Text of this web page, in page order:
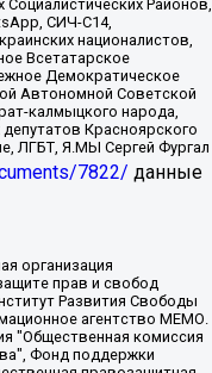
Районов,
СИЧ-С14,
националистов,
Всетатарское
Демократическое
Автономной Советской
калмыцкого народа,
Красноярского
ЛГБТ, Я.МЫ Сергей Фургал
7822/ данные
Welle (Германия, Kurt-Schumacher-Strasse 3, 53113 Bonn), Борзунова Мария Михайловна, Воробьев Виктор Викторович, Голубева Анна Львовна, Константинова Алла Михайловна, Малкова Ирина Владимировна, Мурадов Мурад Абдулгалимович, Осетинская Елизавета Николаевна, Понасенков Евгений Николаевич, Ганапольский Матвей Юрьевич, Киселев Евгений Алексеевич, Борухович Ирина Григорьевна, Дремин Иван Тимофеевич, Дубровский Дмитрий Викторович, Красноярская региональная общественная организация поддержки и развития альтернативных образовательных технологий и межкультурных коммуникаций "ИНТЕРРА", Маяковская Екатерина Алексеевна, Фейгин Марк Захарович, Филимонов Андрей Викторович, Дзугкоева Регина Николаевна, Доброхотов Роман Александрович, Дудь Юрий Александрович, Елкин Сергей Владимирович, Кругликов Кирилл Игоревич, Сабунаева Мария Леонидовна, Семенов Алексей Владимирович, Шаинян Карен Багратович, Шульман Екатерина Михайловна, Асафьев Артур Валерьевич, Вахштайн Виктор Семенович, Венедиктов Алексей Алексеевич, Лушникова Екатерина Евгеньевна, Волков Леонид Михайлович, Невзоров Александр Глебович, Пархоменко Сергей Борисович, Сироткин Ярослав Николаевич, Кара-Мурза Владимир Владимирович, Баранова Наталья Владимировна, Гозман Леонид Яковлевич, Кагарлицкий Борис Юльевич, Климарев Михаил Валерьевич, Милов Владимир Станиславович, Автономная некоммерческая организация Краснодарский центр современного искусства "Типография", Моргенштерн Алишер Тагирович, Соболь Любовь Эдуардовна, Общество с ограниченной ответственностью "ЛИЗА НОРМ", Каспаров Гарри Кимович, Ходорковский Михаил Борисович, Общество с ограниченной ответственностью "Апрельские тезисы", Данилович Ирина Брониславовна, Кашин Олег Владимирович, Петров Николай Владимирович, Пивоваров Алексей Владимирович, Соколов Михаил Владимирович, Цветкова Юлия Владимировна, Чичваркин Евгений Александрович, Комитет против пыток/Команда против пыток, Общество с ограниченной ответственностью "Первый научный", Общество с ограниченной ответственностью "Вертолет и ко", Белоцерковская Вероника Борисовна, Кац Максим Евгеньевич, Лазарева Татьяна Юрьевна, Шаведдинов Руслан Табризович, Яшин Илья Валерьевич, Общество с ограниченной ответственностью "Иноагент ААВ", Алешковский Дмитрий Петрович, Альбац Евгения Марковна, Быков Дмитрий Львович, Галямина Юлия Евгеньевна, Лойко Сергей Леонидович, Мартынов Кирилл Константинович, Медведев Сергей Александрович, Крашенинников Федор Геннадиевич, Гордеева Катерина Вл